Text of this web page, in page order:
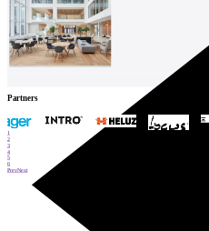
Partners
1
2
3
4
5
6
PrevNext